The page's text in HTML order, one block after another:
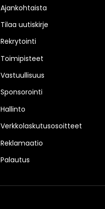
Ajankohtaista
Tilaa uutiskirje
Rekrytointi
Toimipisteet
Vastuullisuus
Sponsorointi
Hallinto
Verkkolaskutusosoitteet
Reklamaatio
Palautus